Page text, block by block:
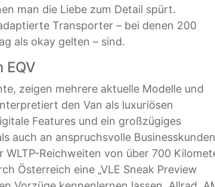
man die Liebe zum Detail spürt.
Transporter – bei denen 200
als okay gelten – sind.
EQV
zeigen mehrere aktuelle Modelle und
den Van als luxuriösen
Features und ein großzügiges
auch an anspruchsvolle
Reichweiten von über 700
Österreich eine „VLE Sneak Preview